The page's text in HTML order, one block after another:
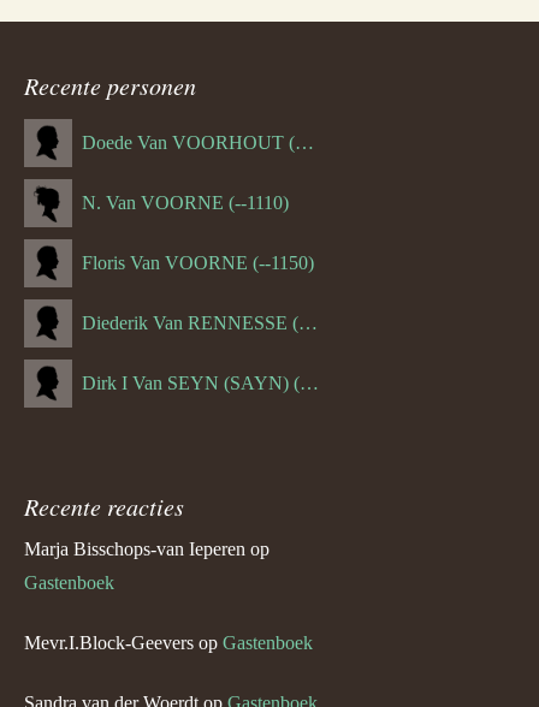
Recente personen
Doede Van VOORHOUT (Van FORNEHOLT) (--1101)
N. Van VOORNE (--1110)
Floris Van VOORNE (--1150)
Diederik Van RENNESSE (--1144)
Dirk I Van SEYN (SAYN) (--1120)
Recente reacties
Marja Bisschops-van Ieperen op
Gastenboek
Mevr.I.Block-Geevers op Gastenboek
Sandra van der Woerdt op Gastenboek